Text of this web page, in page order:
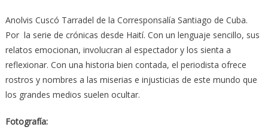
Anolvis Cuscó Tarradel de la Corresponsalía Santiago de Cuba.
Por la serie de crónicas desde Haití. Con un lenguaje sencillo, sus
relatos emocionan, involucran al espectador y los sienta a
reflexionar. Con una historia bien contada, el periodista ofrece
rostros y nombres a las miserias e injusticias de este mundo que
los grandes medios suelen ocultar.
Fotografía: